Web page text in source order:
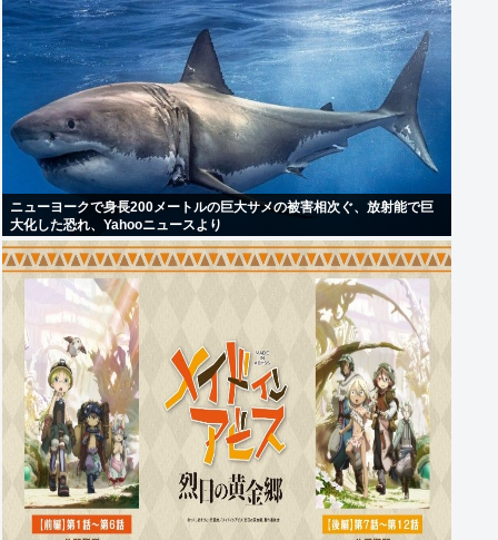
ニューヨークで身長200メートルの巨大サメの被害相次ぐ、放射能で巨
大化した恐れ、Yahooニュースより